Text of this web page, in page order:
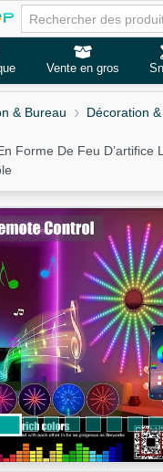
Vente en gros
& Bureau
Décoration
Forme De Feu D’artifice